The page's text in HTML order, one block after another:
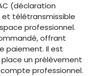
(déclaration
et télétransmissible
professionnel.
offrant
paiement. Il est
un prélèvement
professionnel.